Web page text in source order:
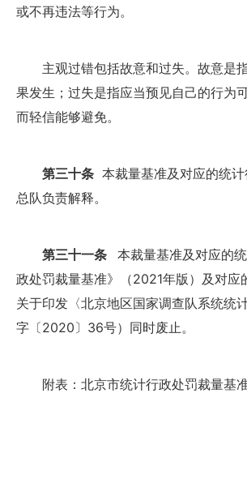
或不再违法等行为。
主观过错包括故意和过失。故意是指
果发生；过失是指应当预见自己的行为
而轻信能够避免。
第三十条 本裁量基准及对应的统
总队负责解释。
第三十一条 本裁量基准及对应的
政处罚裁量基准》（2021年版）及对
关于印发〈北京地区国家调查队系统统
字〔2020〕36号）同时废止。
附表：北京市统计行政处罚裁量基